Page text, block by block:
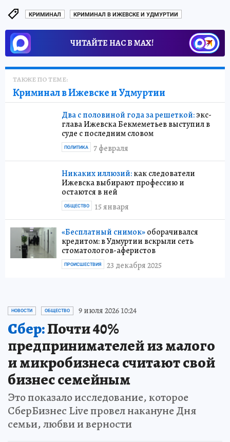
КРИМИНАЛ КРИМИНАЛ В ИЖЕВСКЕ И УДМУРТИИ
ЧИТАЙТЕ НАС В МАХ!
ТАКЖЕ ПО ТЕМЕ:
Криминал в Ижевске и Удмуртии
Два с половиной года за решеткой:экс-
глава Ижевска Бекмеметьев выступил в
суде с последним словом
7 февраля
ПОЛИТИКА
Никаких иллюзий:как следователи
Ижевска выбирают профессию и
остаются в ней
15 января
ОБЩЕСТВО
«Бесплатный снимок»оборачивался
кредитом: в Удмуртии вскрыли сеть
стоматологов-аферистов
23 декабря 2025
ПРОИСШЕСТВИЯ
НОВОСТИ ОБЩЕСТВО 9 июля 2026 10:24
Сбер:Почти 40%
предпринимателей из малого
и микробизнеса считают свой
бизнес семейным
Это показало исследование, которое
СберБизнес Live провел накануне Дня
семьи, любви и верности